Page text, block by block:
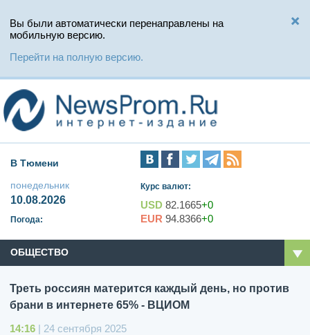
Вы были автоматически перенаправлены на
мобильную версию.
Перейти на полную версию.
В Тюмени
понедельник
10.08.2026
Погода:
Курс валют:
USD 82.1665+0
EUR 94.8366+0
ОБЩЕСТВО
Треть россиян матерится каждый день, но против
брани в интернете 65% - ВЦИОМ
14:16 | 24 сентября 2025